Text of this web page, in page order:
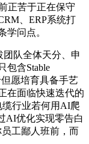
正苦于正在保守
、ERP系统打
学问点。
队全体天分、申
包含Stable
愿培育具备手艺
在面临快速迭代的
行业若何用AI爬
AI优化实现零告白
工鄙人班前，而